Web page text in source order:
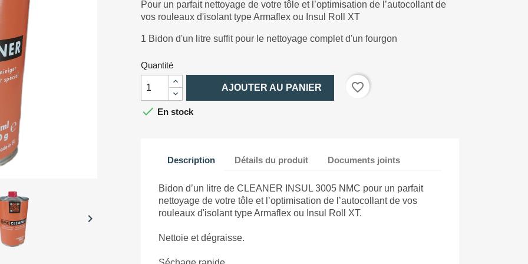

Pour un parfait nettoyage de votre tôle et l’optimisation de l’autocollant de
vos rouleaux d'isolant type Armaflex ou Insul Roll XT
1 Bidon d'un litre suffit pour le nettoyage complet d'un fourgon
Quantité
AJOUTER AU PANIER
favorite_border
 En stock
Description Détails du produit Documents joints
Bidon d’un litre de CLEANER INSUL 3005 NMC pour un parfait
nettoyage de votre tôle et l’optimisation de l’autocollant de vos
rouleaux d'isolant type Armaflex ou Insul Roll XT.
Nettoie et dégraisse.